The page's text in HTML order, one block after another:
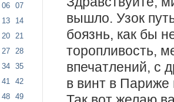
06
07
13
14
20
21
27
28
34
35
41
42
48
49
вышло. Узок
боязнь, как бы
торопливость,
впечатлений, с
в винт в Париже